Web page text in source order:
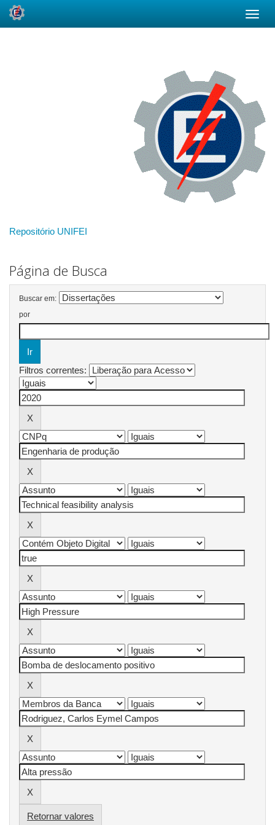
Repositório UNIFEI
Página de Busca
Buscar em:
por
Filtros correntes:
Retornar valores